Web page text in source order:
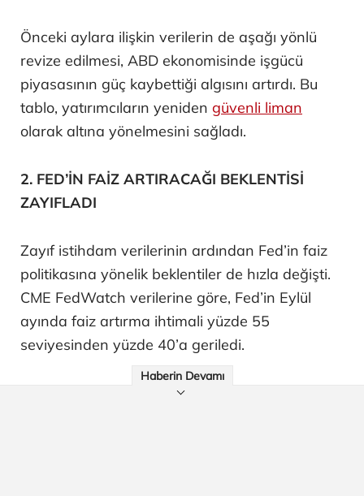
Önceki aylara ilişkin verilerin de aşağı yönlü
revize edilmesi, ABD ekonomisinde işgücü
piyasasının güç kaybettiği algısını artırdı. Bu
tablo, yatırımcıların yeniden güvenli liman
olarak altına yönelmesini sağladı.
2. FED’İN FAİZ ARTIRACAĞI BEKLENTİSİ
ZAYIFLADI
Zayıf istihdam verilerinin ardından Fed’in faiz
politikasına yönelik beklentiler de hızla değişti.
CME FedWatch verilerine göre, Fed’in Eylül
ayında faiz artırma ihtimali yüzde 55
seviyesinden yüzde 40’a geriledi.
Haberin Devamı